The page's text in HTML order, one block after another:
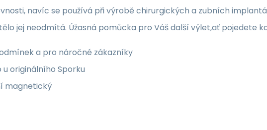
navíc se používá při výrobě chirurgických a zubních
jej neodmítá. Úžasná pomůcka pro Váš další výlet,ať pojedete
a pro náročné zákazníky
u originálního Sporku
magnetický